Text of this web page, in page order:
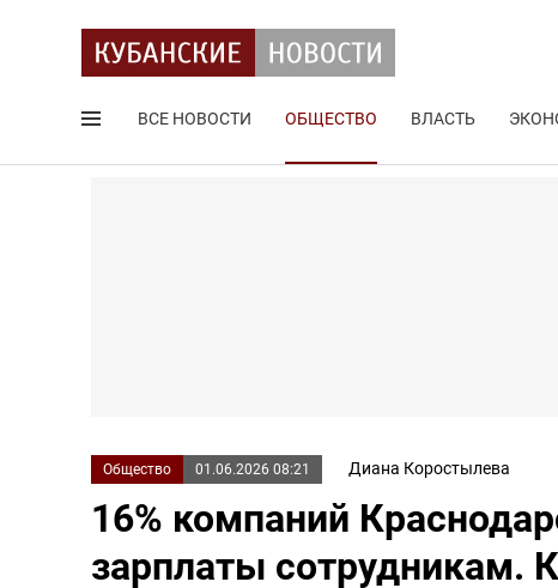
ВСЕ НОВОСТИ ОБЩЕСТВО ВЛАСТЬ
Общество 01.06.2026 08:21 Диана Коростылева
16% компаний
зарплаты сотрудникам.